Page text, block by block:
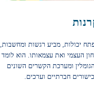
יכולות, מביע רגשות ומחשבות,
העצמי ואת עצמאותו. הוא לומד
ומערכת הקשרים השונים
חברתיים וערכים.